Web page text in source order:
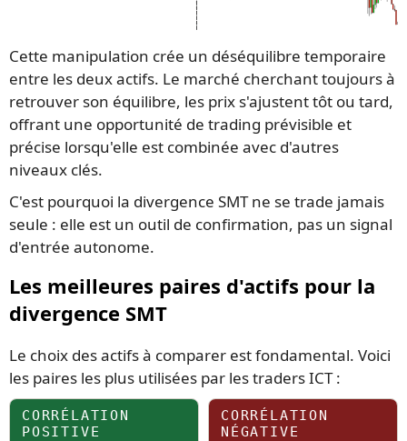
Cette manipulation crée un déséquilibre temporaire
entre les deux actifs. Le marché cherchant toujours à
retrouver son équilibre, les prix s'ajustent tôt ou tard,
offrant une opportunité de trading prévisible et
précise lorsqu'elle est combinée avec d'autres
niveaux clés.
C'est pourquoi la divergence SMT ne se trade jamais
seule : elle est un outil de confirmation, pas un signal
d'entrée autonome.
Les meilleures paires d'actifs pour la
divergence SMT
Le choix des actifs à comparer est fondamental. Voici
les paires les plus utilisées par les traders ICT :
CORRÉLATION
POSITIVE
CORRÉLATION
NÉGATIVE